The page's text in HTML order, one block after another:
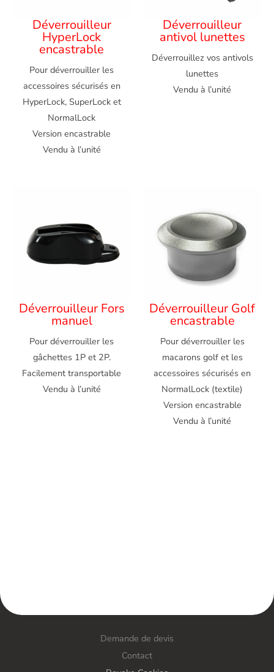
Déverrouilleur
HyperLock
encastrable
Pour déverrouiller les
accessoires sécurisés en
HyperLock, SuperLock et
NormalLock
Version encastrable
Vendu à l’unité
Déverrouilleur
antivol lunettes
Déverrouillez vos antivols
lunettes
Vendu à l’unité
Déverrouilleur Fors
manuel
Pour déverrouiller les
gâchettes 1P et 2P.
Facilement transportable
Vendu à l’unité
Déverrouilleur Golf
encastrable
Pour déverrouiller les
macarons golf et les
accessoires sécurisés en
NormalLock (textile)
Version encastrable
Vendu à l’unité
Demande de devis
Contact